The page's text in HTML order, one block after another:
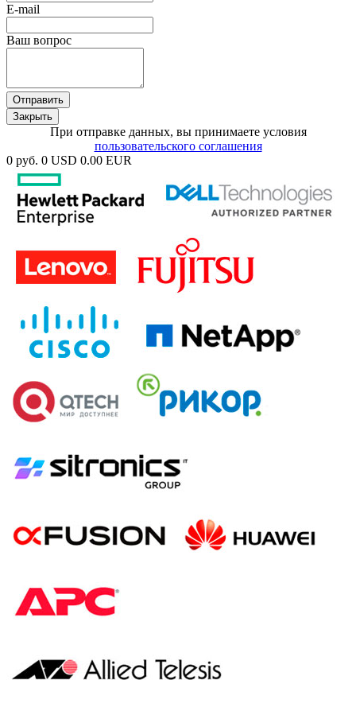
E-mail
Ваш вопрос
Отправить
Закрыть
При отправке данных, вы принимаете условия
пользовательского соглашения
0 руб. 0 USD 0.00 EUR